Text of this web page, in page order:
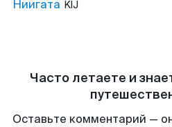
Ниигата KIJ
Часто летаете и
Оставьте комментарий —